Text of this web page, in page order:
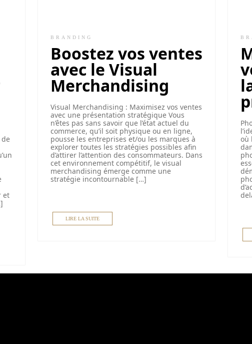
de
et
BRANDING
Boostez vos ventes
avec le Visual
Merchandising
Visual Merchandising : Maximisez vos ventes
avec une présentation stratégique Vous
n’êtes pas sans savoir que l’état actuel du
commerce, qu’il soit physique ou en ligne,
pousse les entreprises et/ou les marques à
explorer toutes les stratégies possibles afin
d’attirer l’attention des consommateurs. Dans
cet environnement compétitif, le visual
merchandising émerge comme une
stratégie incontournable […]
LIRE LA SUITE
où